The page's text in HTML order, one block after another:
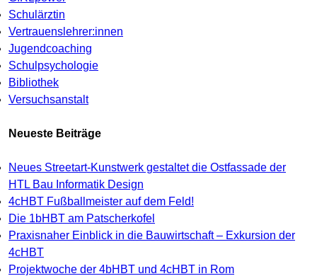
Schulärztin
Vertrauenslehrer:innen
Jugendcoaching
Schulpsychologie
Bibliothek
Versuchsanstalt
Neueste Beiträge
Neues Streetart-Kunstwerk gestaltet die Ostfassade der
HTL Bau Informatik Design
4cHBT Fußballmeister auf dem Feld!
Die 1bHBT am Patscherkofel
Praxisnaher Einblick in die Bauwirtschaft – Exkursion der
4cHBT
Projektwoche der 4bHBT und 4cHBT in Rom